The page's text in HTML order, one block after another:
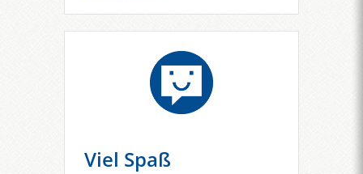
Viel Spaß